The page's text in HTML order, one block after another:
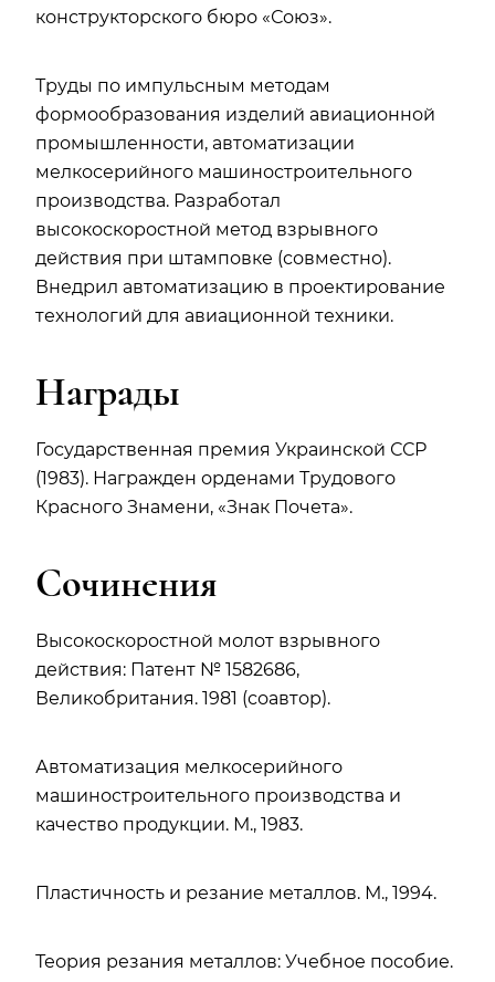
конструкторского бюро «Союз».
Труды по импульсным методам
формообразования изделий авиационной
промышленности, автоматизации
мелкосерийного машиностроительного
производства. Разработал
высокоскоростной метод взрывного
действия при штамповке (совместно).
Внедрил автоматизацию в проектирование
технологий для авиационной техники.
Награды
Государственная премия Украинской ССР
(1983). Награжден орденами Трудового
Красного Знамени, «Знак Почета».
Сочинения
Высокоскоростной молот взрывного
действия: Патент № 1582686,
Великобритания. 1981 (соавтор).
Автоматизация мелкосерийного
машиностроительного производства и
качество продукции. М., 1983.
Пластичность и резание металлов. М., 1994.
Теория резания металлов: Учебное пособие.